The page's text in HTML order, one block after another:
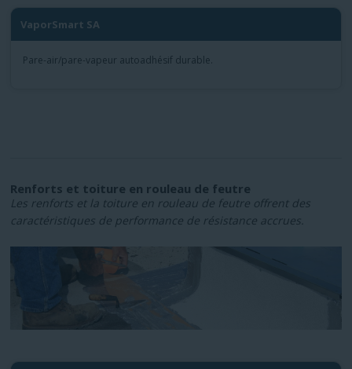
VaporSmart SA
Pare-air/pare-vapeur autoadhésif durable.
Renforts et toiture en rouleau de feutre
Les renforts et la toiture en rouleau de feutre offrent des
caractéristiques de performance de résistance accrues.